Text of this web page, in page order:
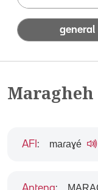
general
Maragheh
AFI : maɾaɣé
Antena: